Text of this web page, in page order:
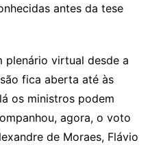
antes da tese
plenário virtual desde a
fica aberta até às
os ministros podem
agora, o voto
de Moraes, Flávio